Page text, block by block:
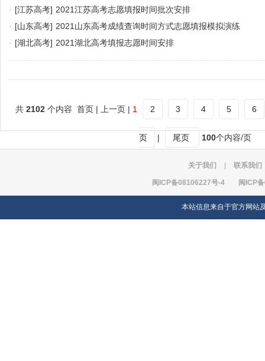
· [江苏高考] 2021江苏高考志愿填报时间批次安排
· [山东高考] 2021山东高考成绩查询时间方式志愿填报模拟演练
· [湖北高考] 2021湖北高考填报志愿时间安排
共 2102 个内容 首页 | 上一页 | 1 2 3 4 5 6
页 | 尾页 100个内容/页
关于我们 联系我们
闽ICP备08106227号-4 闽ICP
本站信息来自于官方网站